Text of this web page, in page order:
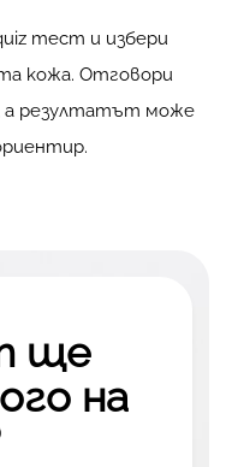
тест и избери
кожа. Отговори
а резултатът може
ще
на